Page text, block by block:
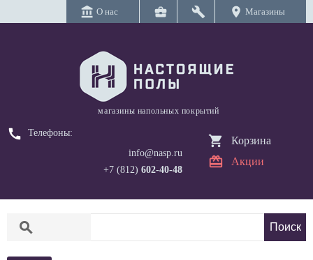
account_balance О нас business_center build location_on Магазины
магазины напольных покрытий
call
Телефоны:
info@nasp.ru
+7 (812) 602-40-48
Корзина
Акции
search